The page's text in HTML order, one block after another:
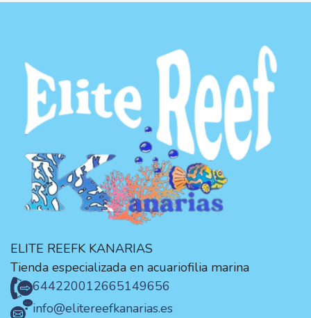
ELITE REEFK KANARIAS
Tienda especializada en acuariofilia marina
644220012665149656
info@elitereefkanarias.es